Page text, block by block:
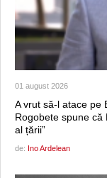
01 august 2026
A vrut să-l atace pe
Rogobete spune
al țării”
de: Ino Ardelean